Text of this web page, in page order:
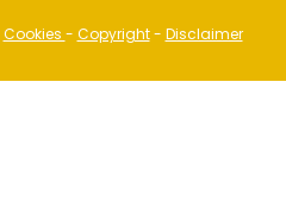
Cookies - Copyright- Disclaimer